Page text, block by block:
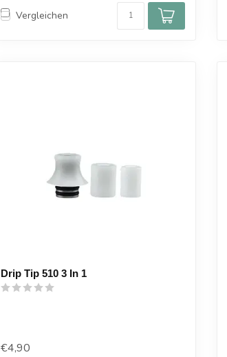
Vergleichen
Drip Tip 510 3 In 1
€4,90